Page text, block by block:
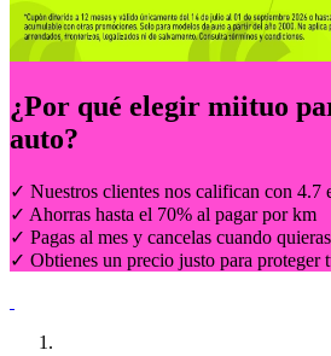
¿Por qué elegir miituo
auto?
✓ Nuestros clientes nos califican con 4.7
✓ Ahorras hasta el 70% al pagar por km
✓ Pagas al mes y cancelas cuando quieras
✓ Obtienes un precio justo para proteger